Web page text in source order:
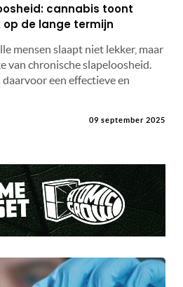
cannabis toont
de lange termijn
mensen slaapt niet lekker, maar
van chronische slapeloosheid.
een effectieve en
09 september 2025